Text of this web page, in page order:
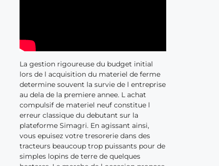
La gestion rigoureuse du budget initial
lors de l acquisition du materiel de ferme
determine souvent la survie de l entreprise
au dela de la premiere annee. L achat
compulsif de materiel neuf constitue l
erreur classique du debutant sur la
plateforme Simagri. En agissant ainsi,
vous epuisez votre tresorerie dans des
tracteurs beaucoup trop puissants pour de
simples lopins de terre de quelques